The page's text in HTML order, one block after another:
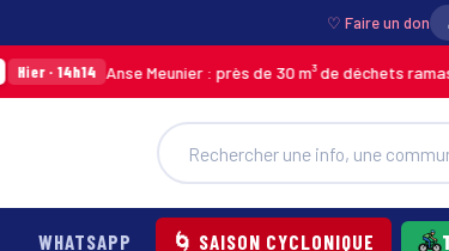
♡ Faire un don
Anse Meunier : près de 30 m³ de déchets ramassés
WHATSAPP 🌀 SAISON CYCLONIQUE